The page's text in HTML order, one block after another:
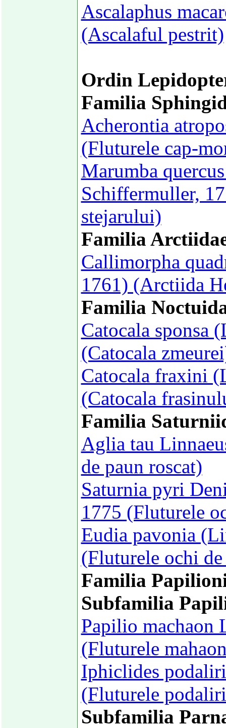
Ascalaphus
(Ascalaful pestrit)
Ordin
Familia
Acherontia
(Fluturele cap-
Marumba
Schiffermuller,
stejarului)
Familia
Callimorpha
1761) (Arctiida
Familia
Catocala sponsa
(Catocala
Catocala fraxini
(Catocala
Familia
Aglia tau
de paun roscat)
Saturnia pyri
1775 (Fluturele
Eudia pavonia
(Fluturele ochi
Familia
Subfamilia
Papilio machaon
(Fluturele
Iphiclides
(Fluturele
Subfamilia